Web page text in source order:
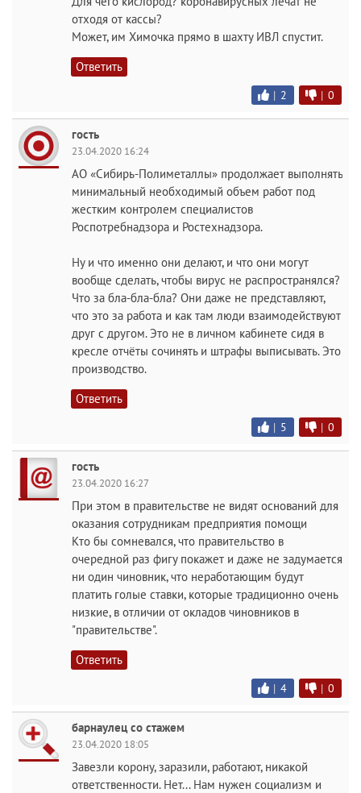
отходя от кассы?
Может, им Химочка прямо в шахту ИВЛ спустит.
Ответить
| 2 | 0
гость
23.04.2020 16:24
АО «Сибирь-Полиметаллы» продолжает выполнять
минимальный необходимый объем работ под
жестким контролем специалистов
Роспотребнадзора и Ростехнадзора.
Ну и что именно они делают, и что они могут
вообще сделать, чтобы вирус не распространялся?
Что за бла-бла-бла? Они даже не представляют,
что это за работа и как там люди взаимодействуют
друг с другом. Это не в личном кабинете сидя в
кресле отчёты сочинять и штрафы выписывать. Это
производство.
Ответить
| 5 | 0
гость
23.04.2020 16:27
При этом в правительстве не видят оснований для
оказания сотрудникам предприятия помощи
Кто бы сомневался, что правительство в
очередной раз фигу покажет и даже не задумается
ни один чиновник, что неработающим будут
платить голые ставки, которые традиционно очень
низкие, в отличии от окладов чиновников в
"правительстве".
Ответить
| 4 | 0
барнаулец со стажем
23.04.2020 18:05
Завезли корону, заразили, работают, никакой
ответственности. Нет... Нам нужен социализм и